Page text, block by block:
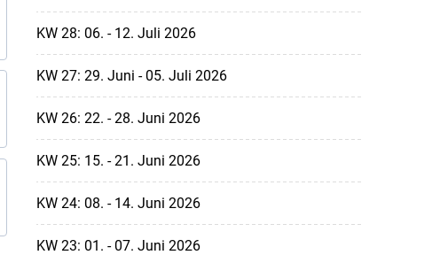
KW 28: 06. - 12. Juli 2026
KW 27: 29. Juni - 05. Juli 2026
KW 26: 22. - 28. Juni 2026
KW 25: 15. - 21. Juni 2026
KW 24: 08. - 14. Juni 2026
KW 23: 01. - 07. Juni 2026